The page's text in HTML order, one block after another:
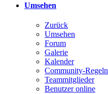
Umsehen
Zurück
Umsehen
Forum
Galerie
Kalender
Community-Regeln
Teammitglieder
Benutzer online